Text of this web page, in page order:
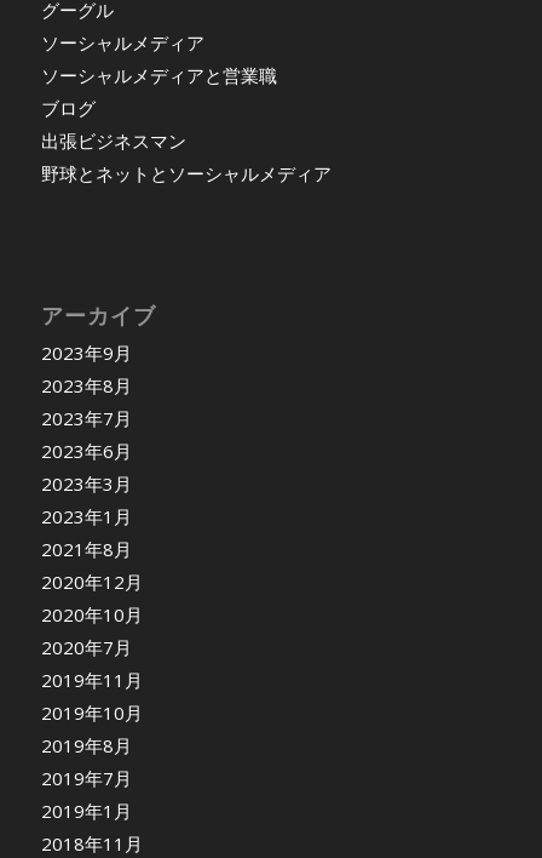
グーグル
ソーシャルメディア
ソーシャルメディアと営業職
ブログ
出張ビジネスマン
野球とネットとソーシャルメディア
アーカイブ
2023年9月
2023年8月
2023年7月
2023年6月
2023年3月
2023年1月
2021年8月
2020年12月
2020年10月
2020年7月
2019年11月
2019年10月
2019年8月
2019年7月
2019年1月
2018年11月